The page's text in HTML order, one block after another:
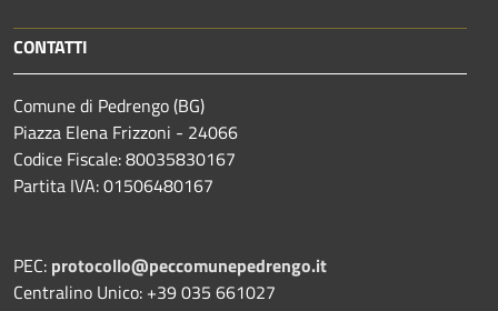
CONTATTI
Comune di Pedrengo (BG)
Piazza Elena Frizzoni - 24066
Codice Fiscale: 80035830167
Partita IVA: 01506480167
PEC: protocollo@peccomunepedrengo.it
Centralino Unico: +39 035 661027